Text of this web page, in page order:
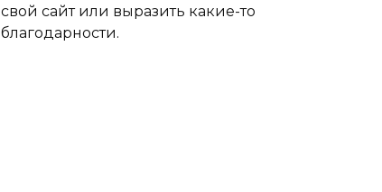
свой сайт или выразить какие-то
благодарности.